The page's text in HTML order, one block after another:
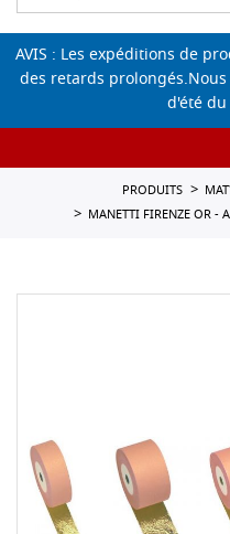
AVIS : Les expéditions de
des retards
d'été
PRODUITS
MANETTI FIRENZE OR -